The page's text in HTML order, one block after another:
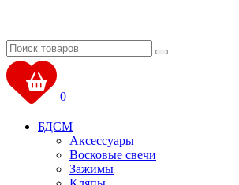
0
БДСМ
Аксессуары
Восковые свечи
Зажимы